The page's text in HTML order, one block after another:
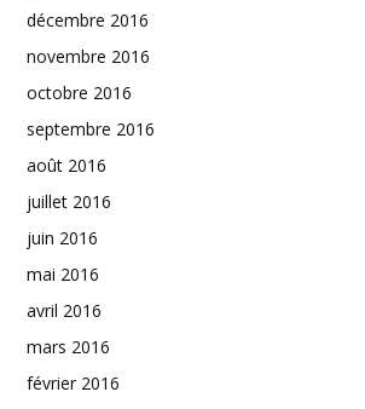
décembre 2016
novembre 2016
octobre 2016
septembre 2016
août 2016
juillet 2016
juin 2016
mai 2016
avril 2016
mars 2016
février 2016